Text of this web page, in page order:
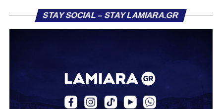
«Ο Α.Ο. Σαρωνικός Αναβύσσου ανακοινώνει την
περσινή σεζόν πραγματοποίησε γεμάτη χρονιά στη Γ’
STAY SOCIAL – STAY LAMIARA.GR